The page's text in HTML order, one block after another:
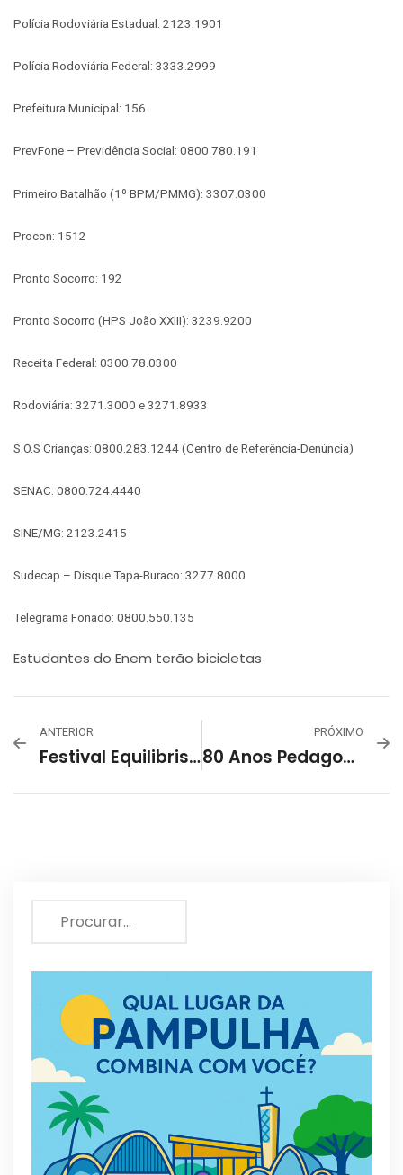
Polícia Rodoviária Estadual: 2123.1901
Polícia Rodoviária Federal: 3333.2999
Prefeitura Municipal: 156
PrevFone – Previdência Social: 0800.780.191
Primeiro Batalhão (1º BPM/PMMG): 3307.0300
Procon: 1512
Pronto Socorro: 192
Pronto Socorro (HPS João XXIII): 3239.9200
Receita Federal: 0300.78.0300
Rodoviária: 3271.3000 e 3271.8933
S.O.S Crianças: 0800.283.1244 (Centro de Referência-Denúncia)
SENAC: 0800.724.4440
SINE/MG: 2123.2415
Sudecap – Disque Tapa-Buraco: 3277.8000
Telegrama Fonado: 0800.550.135
Estudantes do Enem terão bicicletas
ANTERIOR
Festival Equilibrista
PRÓXIMO
80 Anos Pedagogia